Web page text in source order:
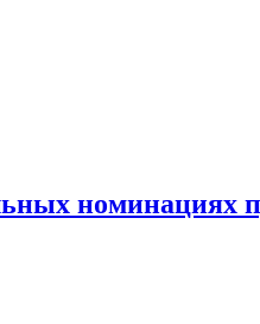
номинациях